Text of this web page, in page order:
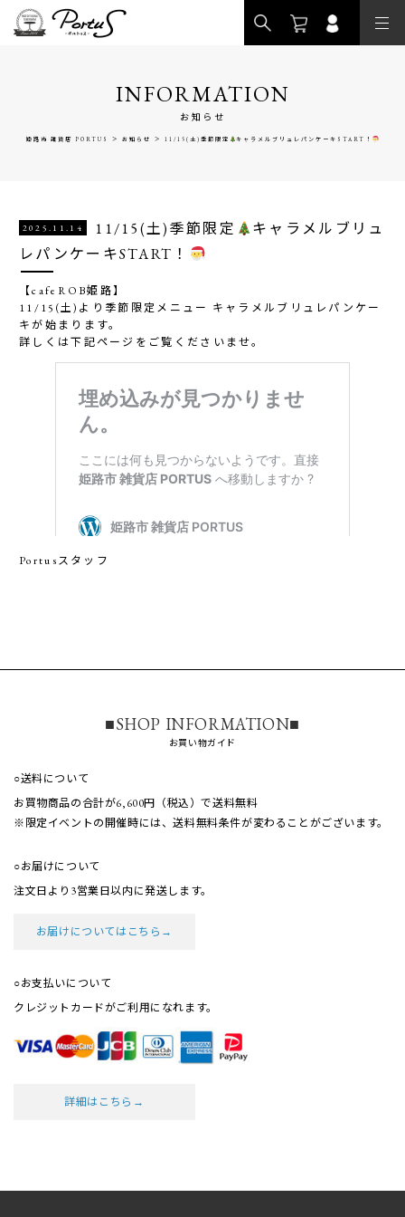
INFORMATION
お知らせ
姫路市 雑貨店 PORTUS >お知らせ >11/15(土)季節限定 キャラメルブリュレパンケーキSTART！
2025.11.14 11/15(土)季節限定
キャラメルブリュ
レパンケーキSTART！
【cafeROB姫路】
11/15(土)より季節限定メニュー キャラメルブリュレパンケー
キが始まります。
詳しくは下記ページをご覧くださいませ。
Portusスタッフ
■SHOP INFORMATION■
お買い物ガイド
○送料について
お買物商品の合計が6,600円（税込）で送料無料
※限定イベントの開催時には、送料無料条件が変わることがございます。
○お届けについて
注文日より3営業日以内に発送します。
お届けについてはこちら→
○お支払いについて
クレジットカードがご利用になれます。
詳細はこちら→